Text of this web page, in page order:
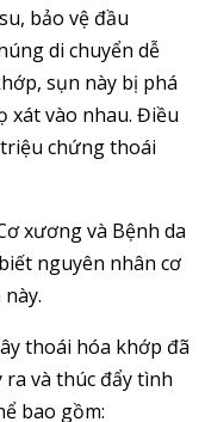
bảo vệ đầu
di chuyển dễ
sụn này bị phá
xát vào nhau. Điều
chứng thoái
xương và Bệnh da
nguyên nhân cơ
thoái hóa khớp đã
và thúc đẩy tình
bao gồm: